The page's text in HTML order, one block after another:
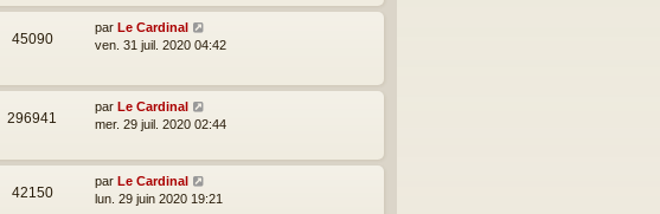
45090
par Le Cardinal
ven. 31 juil. 2020 04:42
296941
par Le Cardinal
mer. 29 juil. 2020 02:44
42150
par Le Cardinal
lun. 29 juin 2020 19:21